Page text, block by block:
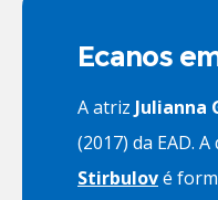
Ecanos
A atriz Julianna
(2017) da EAD.
Stirbulové